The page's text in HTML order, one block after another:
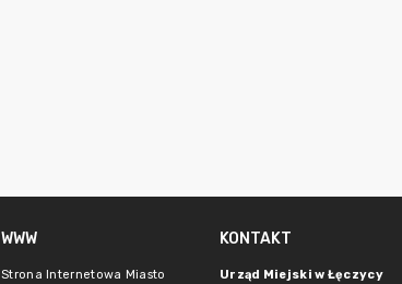
WWW
Strona Internetowa Miasto
KONTAKT
Urząd Miejski w Łęczycy